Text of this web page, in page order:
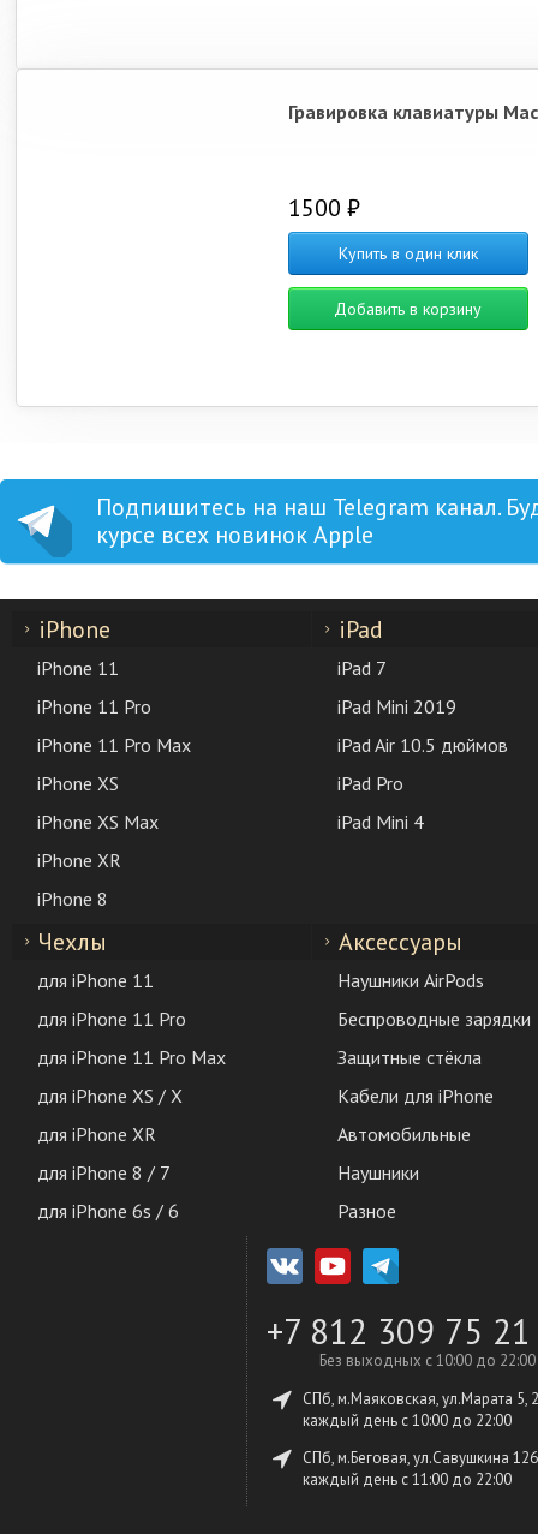
Гравировка клавиатуры
1500 ₽
Купить в один клик
Добавить в корзину
Подпишитесь на наш Telegram канал.
курсе всех новинок Apple
iPhone
iPhone 11
iPhone 11 Pro
iPhone 11 Pro Max
iPhone XS
iPhone XS Max
iPhone XR
iPhone 8
iPad
iPad 7
iPad Mini 2019
iPad Air 10.5 дюймов
iPad Pro
iPad Mini 4
Чехлы
для iPhone 11
для iPhone 11 Pro
для iPhone 11 Pro Max
для iPhone XS / X
для iPhone XR
для iPhone 8 / 7
для iPhone 6s / 6
Аксессуары
Наушники AirPods
Беспроводные зарядки
Защитные стёкла
Кабели для iPhone
Автомобильные
Наушники
Разное
+7 812 309 75 21
Без выходных с 10:00 до 22:00
СПб, м.Маяковская, ул.Марата 5,
каждый день c 10:00 до 22:00
СПб, м.Беговая, ул.Савушкина
каждый день c 11:00 до 22:00